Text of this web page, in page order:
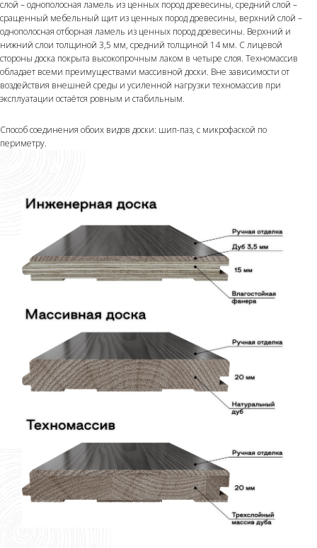
слой – однополосная ламель из ценных пород древесины, средний слой –
сращенный мебельный щит из ценных пород древесины, верхний слой –
однополосная отборная ламель из ценных пород древесины. Верхний и
нижний слои толщиной 3,5 мм, средний толщиной 14 мм. С лицевой
стороны доска покрыта высокопрочным лаком в четыре слоя. Техномассив
обладает всеми преимуществами массивной доски. Вне зависимости от
воздействия внешней среды и усиленной нагрузки техномассив при
эксплуатации остаётся ровным и стабильным.
Способ соединения обоих видов доски: шип-паз, с микрофаской по
периметру.